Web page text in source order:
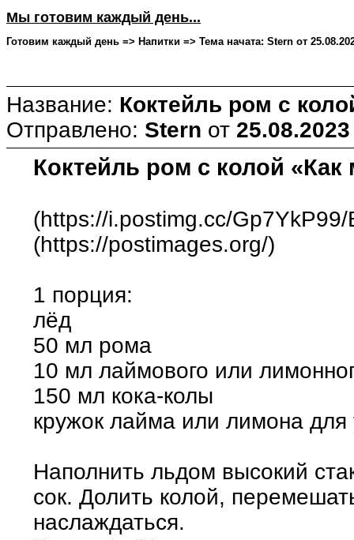
Мы готовим каждый день...
Готовим каждый день => Напитки => Тема начата: Stern от
Название: Коктейль ром с
Отправлено: Stern от
Коктейль ром с колой
(https://i.postimg.cc/
(https://postimages.org/)
1 порция:
лёд
50 мл рома
10 мл лаймового или
150 мл кока-колы
кружок лайма или лимона для
Наполнить льдом высокий
сок. Долить колой,
наслаждаться.